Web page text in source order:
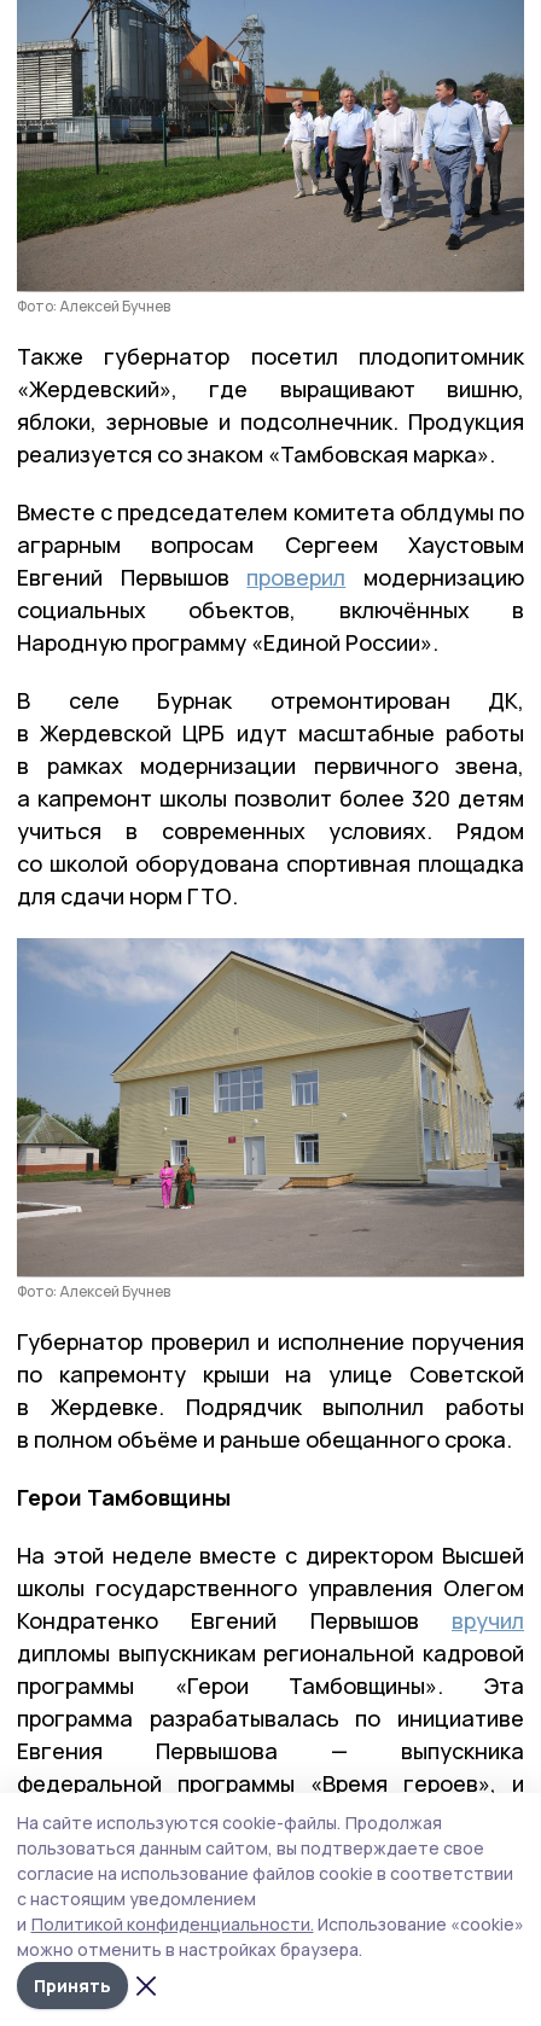
Фото: Алексей Бучнев
Также губернатор посетил плодопитомник
«Жердевский», где выращивают вишню,
яблоки, зерновые и подсолнечник. Продукция
реализуется со знаком «Тамбовская марка».
Вместе с председателем комитета облдумы по
аграрным вопросам Сергеем Хаустовым
Евгений Первышов проверил модернизацию
социальных объектов, включённых в
Народную программу «Единой России».
В селе Бурнак отремонтирован ДК,
в Жердевской ЦРБ идут масштабные работы
в рамках модернизации первичного звена,
а капремонт школы позволит более 320 детям
учиться в современных условиях. Рядом
со школой оборудована спортивная площадка
для сдачи норм ГТО.
Фото: Алексей Бучнев
Губернатор проверил и исполнение поручения
по капремонту крыши на улице Советской
в Жердевке. Подрядчик выполнил работы
в полном объёме и раньше обещанного срока.
Герои Тамбовщины
На этой неделе вместе с директором Высшей
школы государственного управления Олегом
Кондратенко Евгений Первышов вручил
дипломы выпускникам региональной кадровой
программы «Герои Тамбовщины». Эта
программа разрабатывалась по инициативе
Евгения Первышова — выпускника
федеральной программы «Время героев», и
реализовывалась вместе с его коллегами по
программе — Алексеем Кондратьевым и
Константином Кутейниковым. Заявку в
программу подали почти 400 участников и
ветеранов СВО. После всех вступительных
испытаний участниками первого потока стали
27 ребят.
На сайте используются cookie-файлы. Продолжая
пользоваться данным сайтом, вы подтверждаете свое
согласие на использование файлов cookie в соответствии
с настоящим уведомлением
и Политикой конфиденциальности. Использование «cookie»
можно отменить в настройках браузера.
Принять